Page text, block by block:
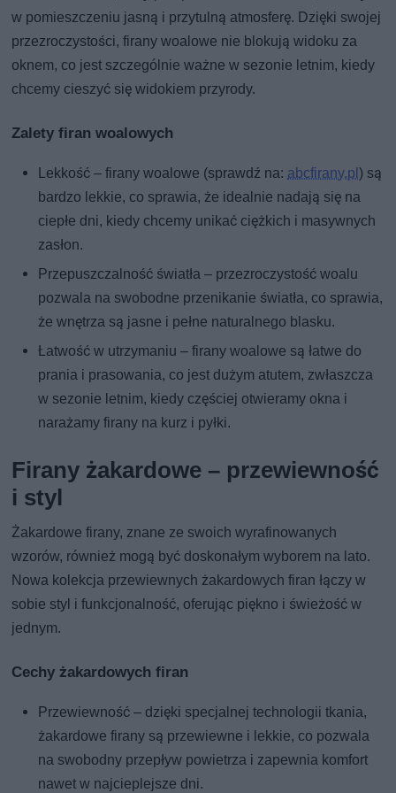
w pomieszczeniu jasną i przytulną atmosferę. Dzięki swojej
przezroczystości, firany woalowe nie blokują widoku za
oknem, co jest szczególnie ważne w sezonie letnim, kiedy
chcemy cieszyć się widokiem przyrody.
Zalety firan woalowych
Lekkość – firany woalowe (sprawdź na: abcfirany.pl) są
bardzo lekkie, co sprawia, że idealnie nadają się na
ciepłe dni, kiedy chcemy unikać ciężkich i masywnych
zasłon.
Przepuszczalność światła – przezroczystość woalu
pozwala na swobodne przenikanie światła, co sprawia,
że wnętrza są jasne i pełne naturalnego blasku.
Łatwość w utrzymaniu – firany woalowe są łatwe do
prania i prasowania, co jest dużym atutem, zwłaszcza
w sezonie letnim, kiedy częściej otwieramy okna i
narażamy firany na kurz i pyłki.
Firany żakardowe – przewiewność
i styl
Żakardowe firany, znane ze swoich wyrafinowanych
wzorów, również mogą być doskonałym wyborem na lato.
Nowa kolekcja przewiewnych żakardowych firan łączy w
sobie styl i funkcjonalność, oferując piękno i świeżość w
jednym.
Cechy żakardowych firan
Przewiewność – dzięki specjalnej technologii tkania,
żakardowe firany są przewiewne i lekkie, co pozwala
na swobodny przepływ powietrza i zapewnia komfort
nawet w najcieplejsze dni.